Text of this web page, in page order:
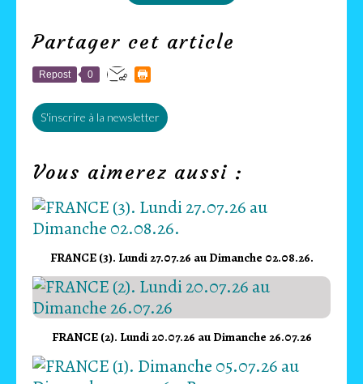
Partager cet article
Repost 0
S'inscrire à la newsletter
Vous aimerez aussi :
FRANCE (3). Lundi 27.07.26 au Dimanche 02.08.26.
FRANCE (2). Lundi 20.07.26 au Dimanche 26.07.26